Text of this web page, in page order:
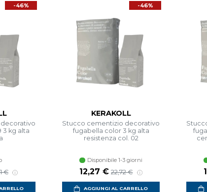
-46%
3 kg alta
€
-46%
KERAKOLL
Stucco cementizio decorativo
fugabella color 3 kg alta
resistenza col. 02
Disponibile 1-3 giorni
12,27 € 22,72 €
AGGIUNGI AL CARRELLO